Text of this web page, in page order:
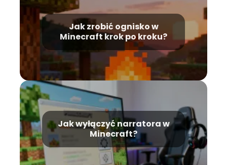
Jak zrobić ognisko w
Minecraft krok po kroku?
Jak wyłączyć narratora w
Minecraft?